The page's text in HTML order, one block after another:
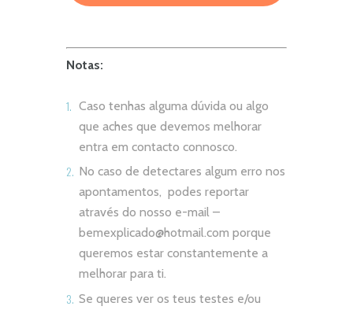
Notas:
Caso tenhas alguma dúvida ou algo
que aches que devemos melhorar
entra em contacto connosco.
No caso de detectares algum erro nos
apontamentos, podes reportar
através do nosso e-mail –
bemexplicado@hotmail.com porque
queremos estar constantemente a
melhorar para ti.
Se queres ver os teus testes e/ou